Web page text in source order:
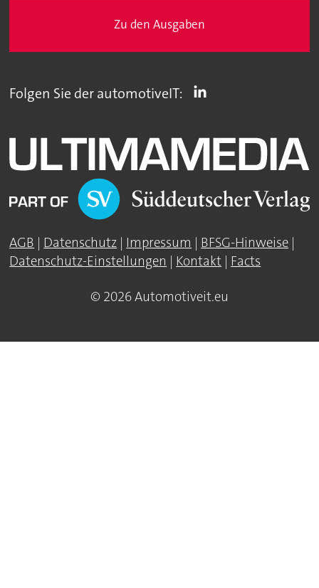
Zu den Ausgaben
Folgen Sie der automotiveIT:
AGB | Datenschutz | Impressum | BFSG-Hinweise |
Datenschutz-Einstellungen | Kontakt | Facts
© 2026 Automotiveit.eu